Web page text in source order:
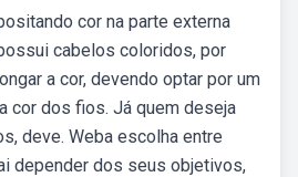
cor na parte externa
cabelos coloridos, por
a cor, devendo optar por um
cor dos fios. Já quem deseja
deve. Weba escolha entre
depender dos seus objetivos,